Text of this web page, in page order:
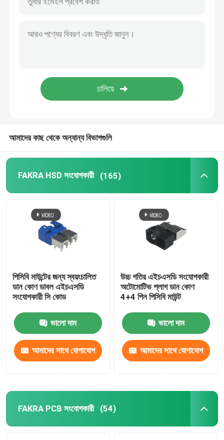
FAKRA কেবল সংযোগকারী
আমাদের কাছ থেকে অন্যান্য বিভাগগুলি
FAKRA HSD সংযোগকারী (165)
পিসিবি মাউন্টের জন্য স্বয়ংচালিত
ডান কোণ ডাবল এইচএসডি
সংযোগকারী সি কোড
ভালো দাম
আমাদের সাথে যোগাযোগ
উচ্চ গতির এইচএসডি সংযোগকারী
অটোমোটিভ প্লাগ ডান কোণ
4+4 পিন পিসিবি মাউন্ট
ভালো দাম
আমাদের সাথে যোগাযোগ
FAKRA PCB সংযোগকারী (54)